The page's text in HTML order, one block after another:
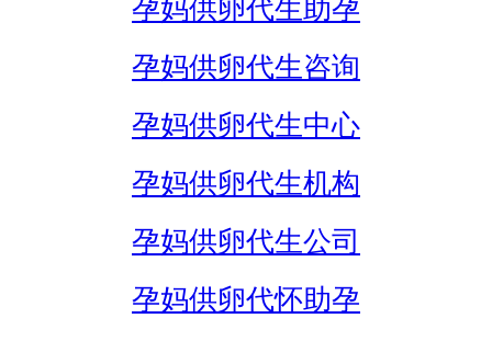
孕妈供卵代生助孕
孕妈供卵代生咨询
孕妈供卵代生中心
孕妈供卵代生机构
孕妈供卵代生公司
孕妈供卵代怀助孕